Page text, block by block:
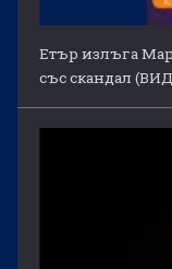
Етър излъга
със скандал